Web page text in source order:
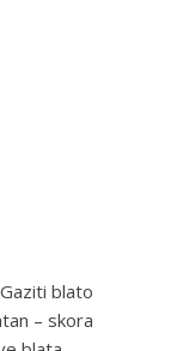
blato
– skora